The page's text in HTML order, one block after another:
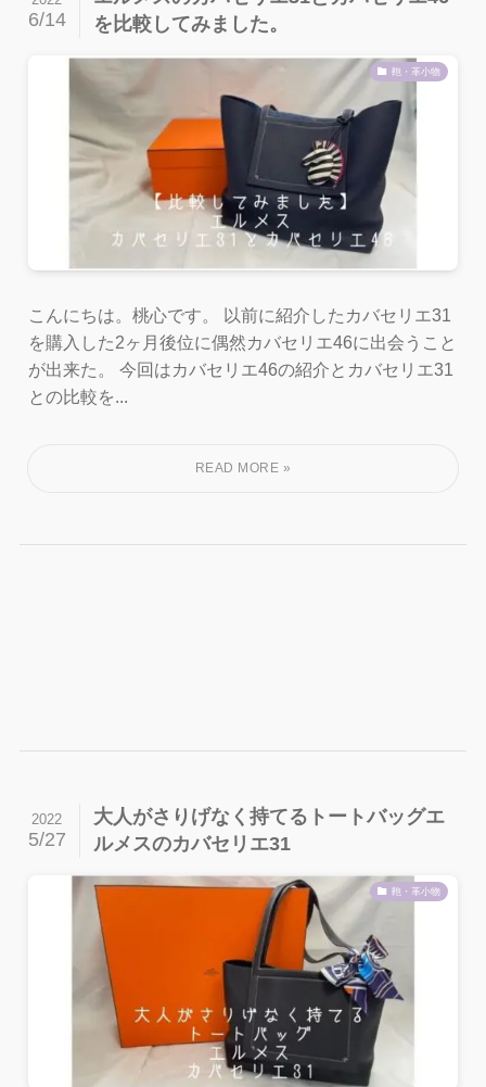
を比較してみました。
6/14
鞄・革小物
こんにちは。桃心です。 以前に紹介したカバセリエ31
を購入した2ヶ月後位に偶然カバセリエ46に出会うこと
が出来た。 今回はカバセリエ46の紹介とカバセリエ31
との比較を...
大人がさりげなく持てるトートバッグエ
ルメスのカバセリエ31
2022
5/27
鞄・革小物